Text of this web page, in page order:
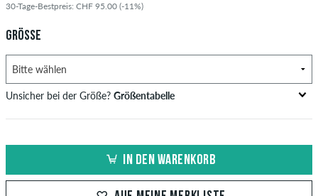
30-Tage-Bestpreis: CHF 95.00 (-11%)
GRÖSSE
Unsicher bei der Größe? Größentabelle
US EU
in cm
in cm
XS 42 82-87 69-74 82-87
IN DEN WARENKORB